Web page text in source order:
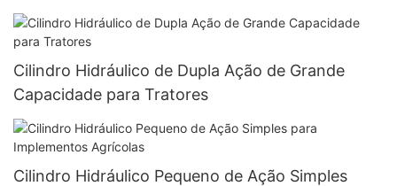
Cilindro Hidráulico de Dupla Ação de Grande
Capacidade para Tratores
Cilindro Hidráulico Pequeno de Ação Simples